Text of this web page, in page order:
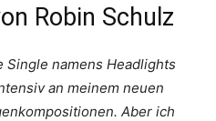
Robin Schulz
Single namens Headlights
an meinem neuen
Aber ich